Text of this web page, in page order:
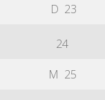
D 23
24
M 25